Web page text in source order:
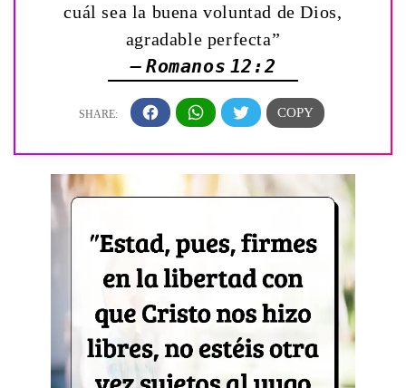
cuál sea la buena voluntad de Dios,
agradable perfecta”
— Romanos 12:2